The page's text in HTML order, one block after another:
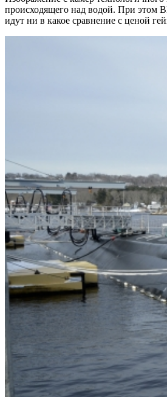
происходящего над водой. При этом
идут ни в какое сравнение с ценой